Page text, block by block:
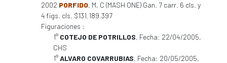
2002 PORFIDO, M, C (MASH ONE) Gan. 7 carr. 6 cls. y
4 figs. cls. $131.189.397
Figuraciones :
1° COTEJO DE POTRILLOS, Fecha: 22/04/2005,
CHS
1°ALVARO COVARRUBIAS, Fecha: 20/05/2005,